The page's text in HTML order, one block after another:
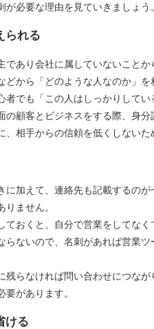
必要な理由を見ていきましょう。
られる
あり会社に属していないこと
どから「どのような人なのか」を
でも「この人はしっかりしてい
顧客とビジネスをする際、身
、相手からの信頼を低くしないた
加えて、連絡先も記載するの
ません。
おくと、自分で営業をしてな
らないので、名刺があれば営業ツ
らなければ問い合わせにつな
があります。
ける